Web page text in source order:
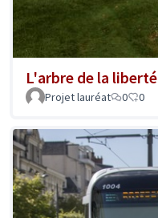
L'arbre de la liberté
Projet lauréat 0 0